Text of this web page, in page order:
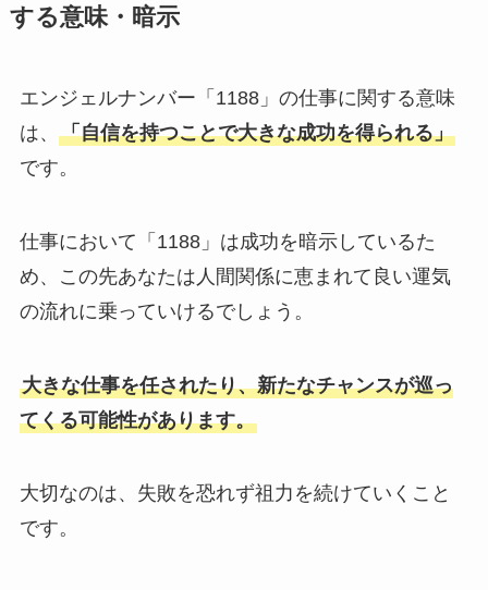
する意味・暗示
エンジェルナンバー「1188」の仕事に関する意味
は、 「自信を持つことで大きな成功を得られる」
です。
仕事において「1188」は成功を暗示しているた
め、この先あなたは人間関係に恵まれて良い運気
の流れに乗っていけるでしょう。
大きな仕事を任されたり、新たなチャンスが巡っ
てくる可能性があります。
大切なのは、失敗を恐れず祖力を続けていくこと
です。